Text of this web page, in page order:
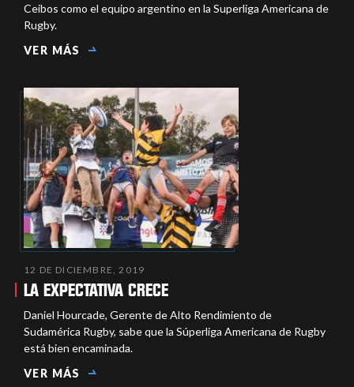
Ceibos como el equipo argentino en la Superliga Americana de
Rugby.
VER MÁS
12 DE DICIEMBRE, 2019
LA EXPECTATIVA CRECE
Daniel Hourcade, Gerente de Alto Rendimiento de
Sudamérica Rugby, sabe que la Súperliga Americana de Rugby
está bien encaminada.
VER MÁS